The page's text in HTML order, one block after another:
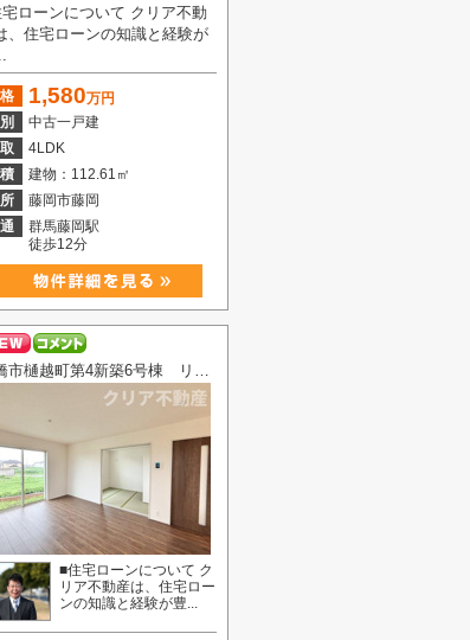
ローンについて クリア不動
、住宅ローンの知識と経験が
1,580万円
中古一戸建
4LDK
建物：112.61㎡
藤岡市藤岡
群馬藤岡駅
徒歩12分
前橋市樋越町第4新築6号棟 リビング横和室付き！
■住宅ローンについて ク
リア不動産は、住宅ロー
ンの知識と経験が豊...